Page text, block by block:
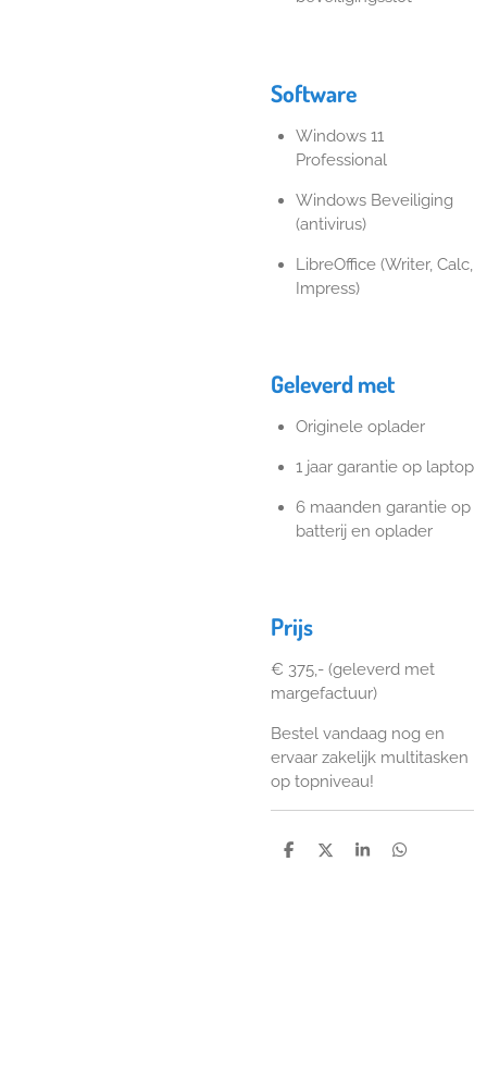
Software
Windows 11
Professional
Windows Beveiliging
(antivirus)
LibreOffice (Writer, Calc,
Impress)
Geleverd met
Originele oplader
1 jaar garantie op laptop
6 maanden garantie op
batterij en oplader
Prijs
€ 375,- (geleverd met
margefactuur)
Bestel vandaag nog en
ervaar zakelijk multitasken
op topniveau!
D
D
S
D